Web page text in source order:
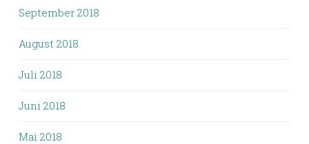
September 2018
August 2018
Juli 2018
Juni 2018
Mai 2018